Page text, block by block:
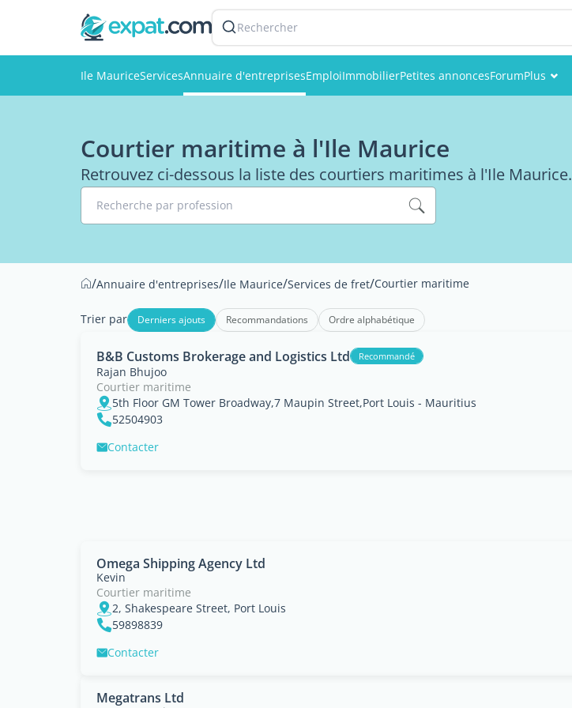
Rechercher
Ile MauriceServicesAnnuaire d'entreprisesEmploiImmobilierPetites annoncesForumPlus
Photos
Courtier maritime à l'Ile Maurice
Retrouvez ci-dessous la liste des courtiers maritimes à l'Ile Maurice.
Recherche par profession
/Annuaire d'entreprises/Ile Maurice/Services de fret/Courtier maritime
Trier par Derniers ajouts Recommandations Ordre alphabétique
B&B Customs Brokerage and Logistics Ltd Recommandé
Rajan Bhujoo
Courtier maritime
5th Floor GM Tower Broadway,7 Maupin Street,Port Louis - Mauritius
52504903
Contacter
Omega Shipping Agency Ltd
Kevin
Courtier maritime
2, Shakespeare Street, Port Louis
59898839
Contacter
Megatrans Ltd